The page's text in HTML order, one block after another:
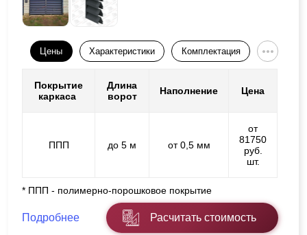
Цены Характеристики Комплектация
Покрытие
каркаса
Длина
ворот
Наполнение Цена
ППП до 5 м от 0,5 мм
от
81750
руб.
шт.
* ППП - полимерно-порошковое покрытие
Подробнее Расчитать стоимость